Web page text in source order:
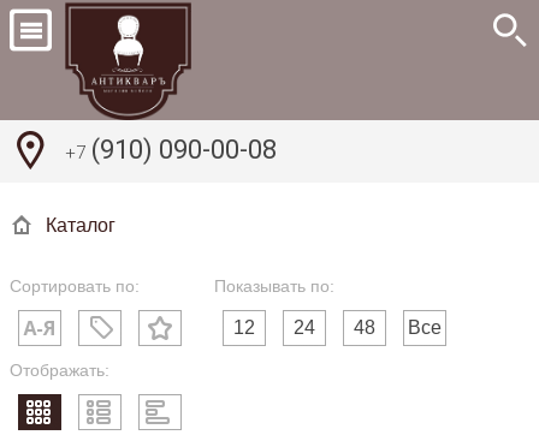
+7 (910) 090-00-08
Каталог
Сортировать по: Показывать по:
12 24 48 Все
Отображать: